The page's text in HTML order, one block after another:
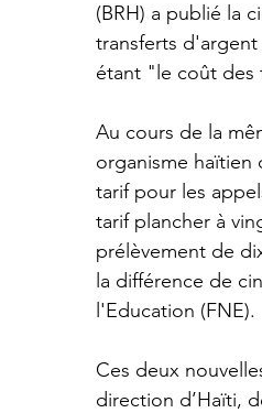
(BRH) a publié la
transferts
étant "le coût des
Au cours de la
organisme haïtien
tarif pour les
tarif plancher à
prélèvement de
la différence de
l'Education (FNE).
Ces deux
direction d’Haïti,